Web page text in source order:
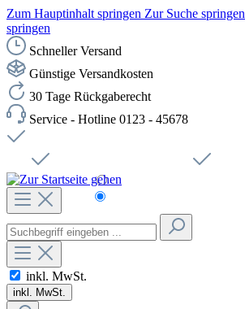
Zum Hauptinhalt springen Zur Suche springen
springen
Schneller Versand
Günstige Versandkosten
30 Tage Rückgaberecht
Service - Hotline 0123 - 45678
Čeština
inkl. MwSt.
inkl. MwSt.